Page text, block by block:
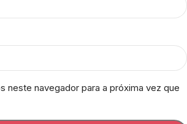
neste navegador para a próxima vez que